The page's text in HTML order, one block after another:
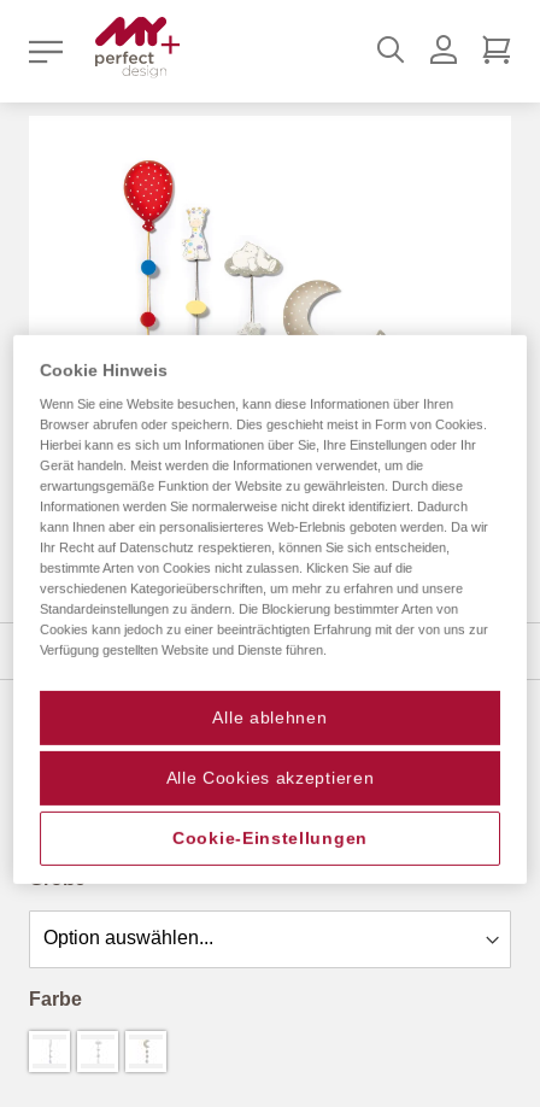
Suchen
KINDER FOTOSEILE
ab 13,94 €
Größe
Farbe
Bildergalerie
Zum
Anfang
Bildergalerie
Details
Cookie Hinweis
Wenn Sie eine Website besuchen, kann diese Informationen über Ihren
Browser abrufen oder speichern. Dies geschieht meist in Form von Cookies.
Hierbei kann es sich um Informationen über Sie, Ihre Einstellungen oder Ihr
Gerät handeln. Meist werden die Informationen verwendet, um die
erwartungsgemäße Funktion der Website zu gewährleisten. Durch diese
Informationen werden Sie normalerweise nicht direkt identifiziert. Dadurch
kann Ihnen aber ein personalisierteres Web-Erlebnis geboten werden. Da wir
Ihr Recht auf Datenschutz respektieren, können Sie sich entscheiden,
bestimmte Arten von Cookies nicht zulassen. Klicken Sie auf die
verschiedenen Kategorieüberschriften, um mehr zu erfahren und unsere
Standardeinstellungen zu ändern. Die Blockierung bestimmter Arten von
Cookies kann jedoch zu einer beeinträchtigten Erfahrung mit der von uns zur
Verfügung gestellten Website und Dienste führen.
Alle ablehnen
Alle Cookies akzeptieren
Cookie-Einstellungen